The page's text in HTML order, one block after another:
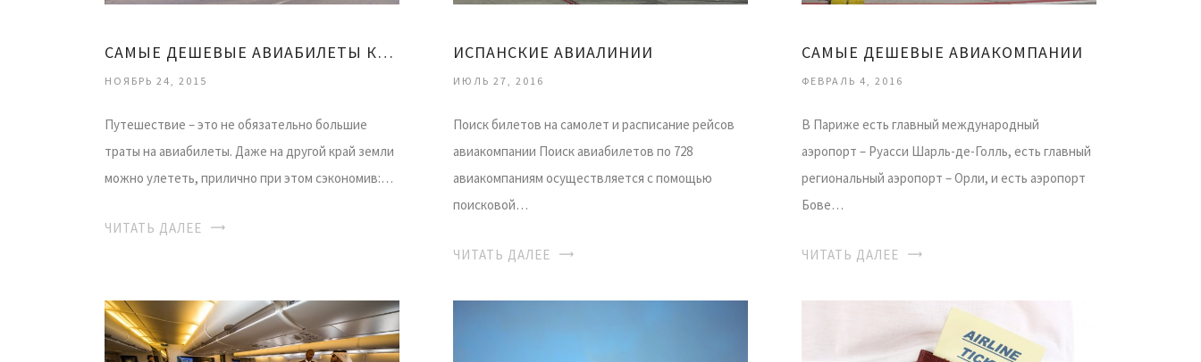
САМЫЕ ДЕШЕВЫЕ АВИАБИЛЕТЫ КУПИТЬ ОНЛАЙН
НОЯБРЬ 24, 2015
Путешествие – это не обязательно большие
траты на авиабилеты. Даже на другой край земли
можно улететь, прилично при этом сэкономив:…
ЧИТАТЬ ДАЛЕЕ
ИСПАНСКИЕ АВИАЛИНИИ
ИЮЛЬ 27, 2016
Поиск билетов на самолет и расписание рейсов
авиакомпании Поиск авиабилетов по 728
авиакомпаниям осуществляется с помощью
поисковой…
ЧИТАТЬ ДАЛЕЕ
САМЫЕ ДЕШЕВЫЕ АВИАКОМПАНИИ
ФЕВРАЛЬ 4, 2016
В Париже есть главный международный
аэропорт – Руасси Шарль-де-Голль, есть главный
региональный аэропорт – Орли, и есть аэропорт
Бове…
ЧИТАТЬ ДАЛЕЕ